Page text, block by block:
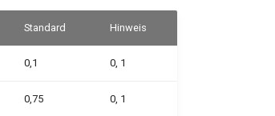
Standard Hinweis
0,1 0, 1
0,75 0, 1